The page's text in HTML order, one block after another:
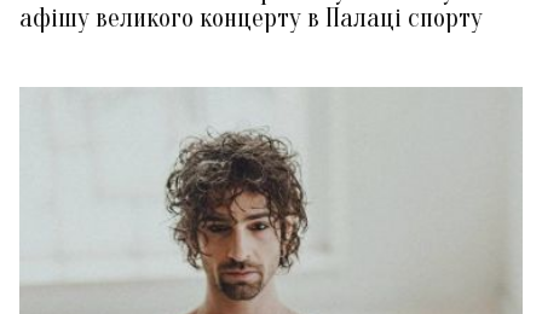
афішу великого концерту в Палаці спорту